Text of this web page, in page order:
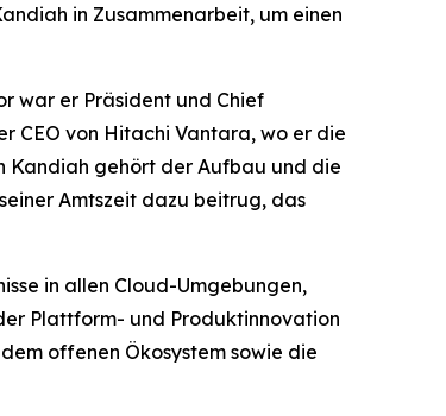
in Zusammenarbeit, um einen
war er Präsident und Chief
CEO von Hitachi Vantara, wo er die
Kandiah gehört der Aufbau und die
Amtszeit dazu beitrug, das
in allen Cloud-Umgebungen,
Plattform- und Produktinnovation
offenen Ökosystem sowie die